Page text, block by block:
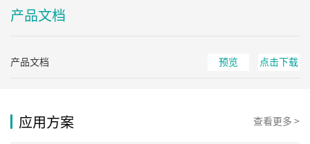
产品文档
产品文档 预览 点击下载
应用方案 查看更多 >